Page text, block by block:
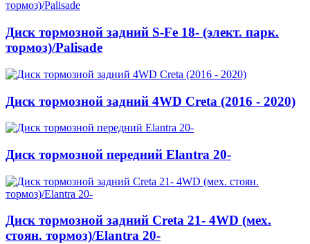
Диск тормозной задний S-Fe 18- (элект. парк.
тормоз)/Palisade
Диск тормозной задний 4WD Creta (2016 - 2020)
Диск тормозной передний Elantra 20-
Диск тормозной задний Creta 21- 4WD (мех.
стоян. тормоз)/Elantra 20-